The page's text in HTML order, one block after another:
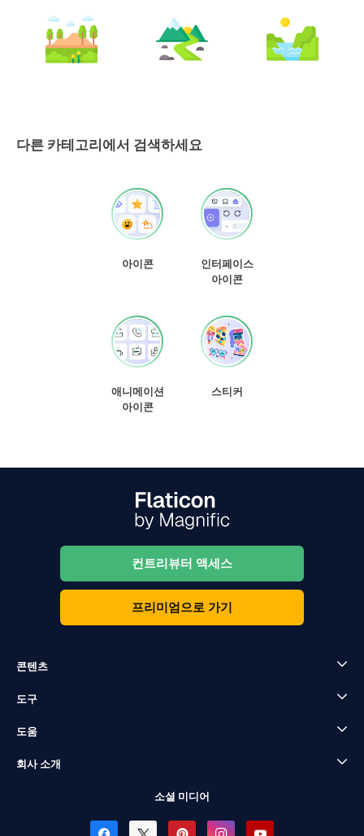
다른 카테고리에서 검색하세요
아이콘
인터페이스
아이콘
애니메이션
아이콘
스티커
컨트리뷰터 액세스
프리미엄으로 가기
콘텐츠
도구
도움
회사 소개
소셜 미디어